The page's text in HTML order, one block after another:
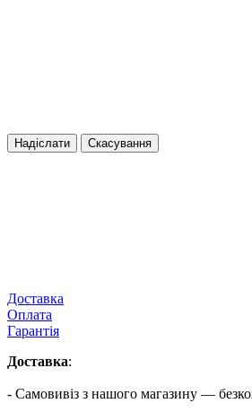
Надіслати Скасування
Доставка
Оплата
Гарантія
Доставка:
- Самовивіз з нашого магазину —